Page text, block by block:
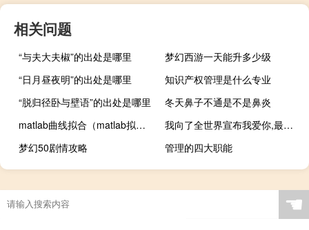
相关问题
“与夫大夫椒”的出处是哪里
梦幻西游一天能升多少级
“日月昼夜明”的出处是哪里
知识产权管理是什么专业
“脱归径卧与壁语”的出处是哪里
冬天鼻子不通是不是鼻炎
matlab曲线拟合（matlab拟合曲线并输出公式）
我向了全世界宣布我爱你,最后没能在一起.是什么歌 全世界宣布我爱你
梦幻50剧情攻略
管理的四大职能
☚